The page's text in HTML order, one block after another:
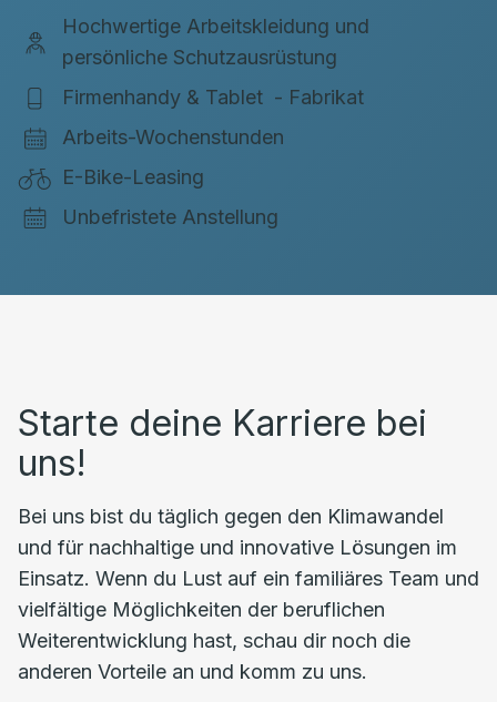
Hochwertige Arbeitskleidung und
persönliche Schutzausrüstung
Firmenhandy & Tablet - Fabrikat
Arbeits-Wochenstunden
E-Bike-Leasing
Unbefristete Anstellung
Starte deine Karriere bei
uns!
Bei uns bist du täglich gegen den Klimawandel
und für nachhaltige und innovative Lösungen im
Einsatz. Wenn du Lust auf ein familiäres Team und
vielfältige Möglichkeiten der beruflichen
Weiterentwicklung hast, schau dir noch die
anderen Vorteile an und komm zu uns.